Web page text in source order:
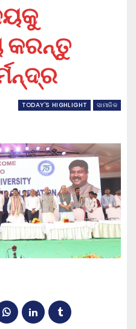
କରନ୍ତୁ
TODAY'S HIGHLIGHT ସାମାଜିକ